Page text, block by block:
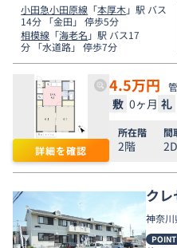
小田急小田原線 「本厚木」駅 バス
14分 「金田」 停歩5分
相模線 「海老名 」駅 バス17
分 「水道路」 停歩7分
詳細を確認
4.5万円
敷 0ヶ月 礼
所在階
2階
間
クレ
神奈川
POINT